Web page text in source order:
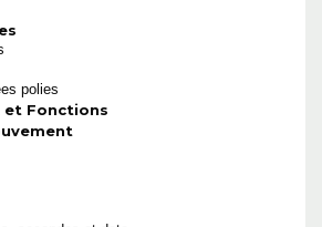
polies
et Fonctions